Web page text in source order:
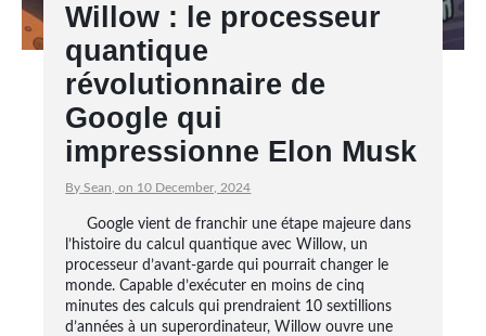
Willow : le processeur
quantique
révolutionnaire de
Google qui
impressionne Elon Musk
By Sean, on 10 December, 2024
Google vient de franchir une étape majeure dans
l’histoire du calcul quantique avec Willow, un
processeur d’avant-garde qui pourrait changer le
monde. Capable d’exécuter en moins de cinq
minutes des calculs qui prendraient 10 sextillions
d’années à un superordinateur, Willow ouvre une